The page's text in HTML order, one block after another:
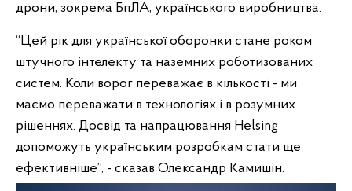
дрони, зокрема БпЛА, українського виробництва.
“Цей рік для української оборонки стане роком
штучного інтелекту та наземних роботизованих
систем. Коли ворог переважає в кількості - ми
маємо переважати в технологіях і в розумних
рішеннях. Досвід та напрацювання Helsing
допоможуть українським розробкам стати ще
ефективніше”, - сказав Олександр Камишін.